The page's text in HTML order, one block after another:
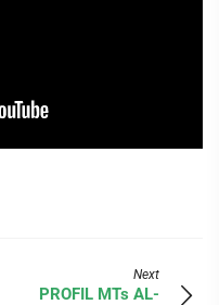
Next
PROFIL MTs AL-